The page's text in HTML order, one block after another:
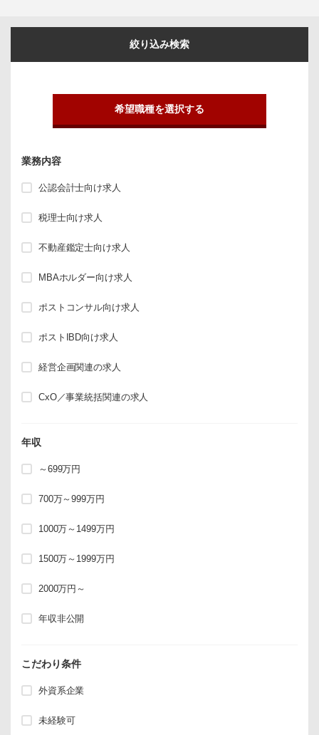
絞り込み検索
希望職種を選択する
業務内容
公認会計士向け求人
税理士向け求人
不動産鑑定士向け求人
MBAホルダー向け求人
ポストコンサル向け求人
ポストIBD向け求人
経営企画関連の求人
CxO／事業統括関連の求人
年収
～699万円
700万～999万円
1000万～1499万円
1500万～1999万円
2000万円～
年収非公開
こだわり条件
外資系企業
未経験可